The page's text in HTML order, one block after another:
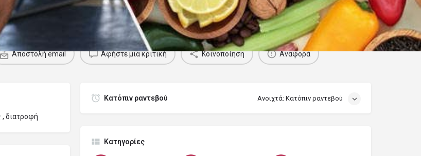
Αξιολογήσεις Εκδηλώσεις 0
Αποστολή email Αφήστε μια κριτική Κοινοποίηση Αναφορά
διατροφή
Κατόπιν ραντεβού Ανοιχτά: Κατόπιν ραντεβού
Κατηγορίες